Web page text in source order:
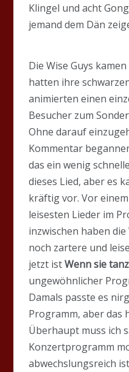
Klingel und acht
jemand dem Dän
Die Wise Guys
hatten ihre
animierten einen
Besucher zum
Ohne darauf
Kommentar
das ein wenig
dieses Lied, aber es
kräftig vor. Vor
leisesten Lieder im
inzwischen haben
noch zartere und
jetzt istWenn sie
ungewöhnlicher
Damals passte es
Programm, aber das
Überhaupt muss ich
Konzertprogramm
abwechslungsreich